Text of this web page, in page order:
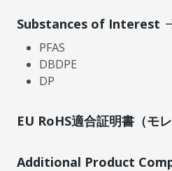
Substances of Interest
PFAS
DBDPE
DP
EU RoHS適合証明書（モレ
Additional Product